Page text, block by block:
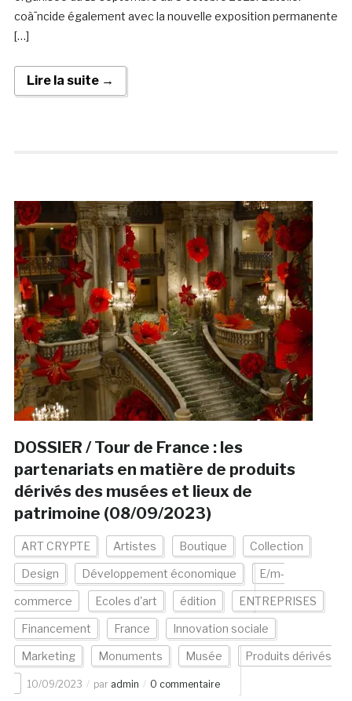
coà¯ncide également avec la nouvelle exposition permanente
[…]
Lire la suite →
DOSSIER / Tour de France : les
partenariats en matière de produits
dérivés des musées et lieux de
patrimoine (08/09/2023)
ART CRYPTE Artistes Boutique Collection
Design Développement économique E/m-
commerce Ecoles d'art édition ENTREPRISES
Financement France Innovation sociale
Marketing Monuments Musée Produits dérivés
10/09/2023 par admin 0 commentaire